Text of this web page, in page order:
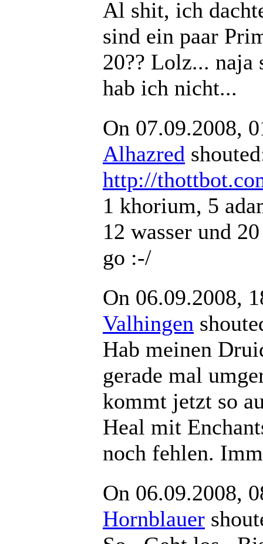
Al shit, ich
sind ein paar
20?? Lolz... naja
hab ich nicht...
On 07.09.2008,
Alhazred
http://
1 khorium, 5
12 wasser und
go :-/
On 06.09.2008,
Valhingen
Hab meinen
gerade mal
kommt jetzt so
Heal mit
noch fehlen.
On 06.09.2008,
Hornblauer